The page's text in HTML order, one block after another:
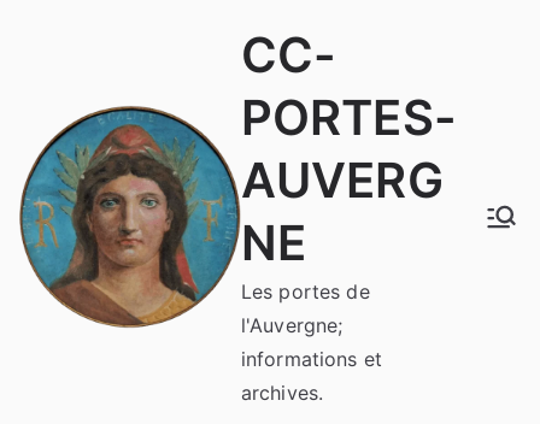
CC-
PORTES-
AUVERG
NE
Les portes de
l'Auvergne;
informations et
archives.